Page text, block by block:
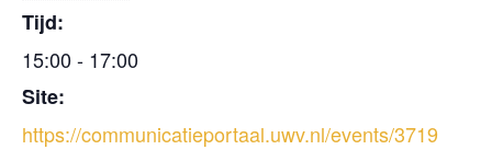
Tijd:
15:00 - 17:00
Site:
https://communicatieportaal.uwv.nl/events/3719